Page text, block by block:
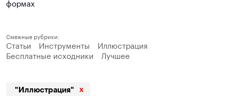
формах
Смежные рубрики:
Статьи Инструменты
Иллюстрация
Бесплатные исходники
Лучшее
"Иллюстрация" x